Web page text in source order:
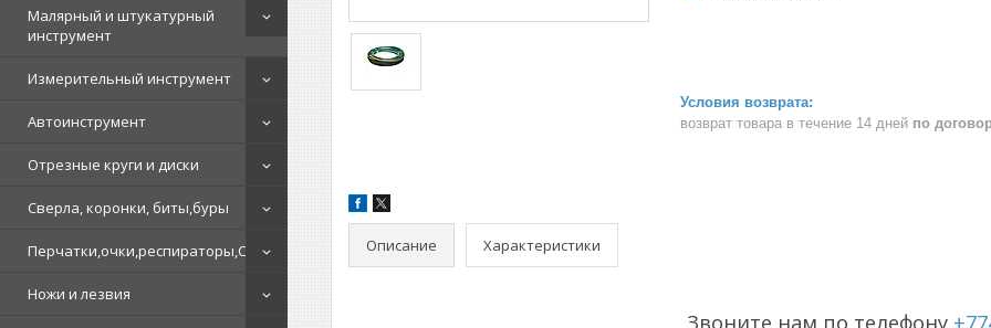
Малярный и штукатурный
инструмент
Измерительный инструмент
Автоинструмент
Отрезные круги и диски
Сверла, коронки, биты,буры
Перчатки,очки,респираторы,СИЗ
Ножи и лезвия
возврат товара в течение 14 дней по
Описание Характеристики
Звоните нам по телефону